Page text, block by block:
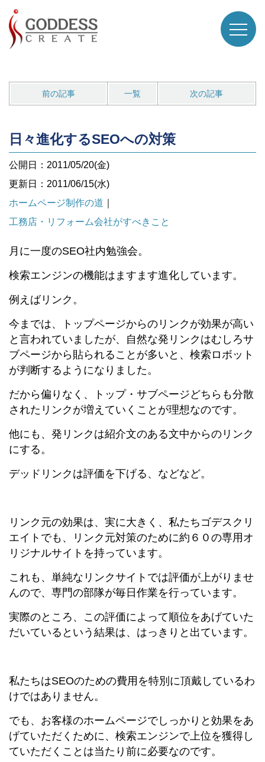
前の記事 一覧 次の記事
日々進化するSEOへの対策
公開日：2011/05/20(金)
更新日：2011/06/15(水)
ホームページ制作の道
工務店・リフォーム会社がすべきこと
月に一度のSEO社内勉強会。
検索エンジンの機能はますます進化しています。
例えばリンク。
今までは、トップページからのリンクが効果が高い
と言われていましたが、自然な発リンクはむしろサ
ブページから貼られることが多いと、検索ロボット
が判断するようになりました。
だから偏りなく、トップ・サブページどちらも分散
されたリンクが増えていくことが理想なのです。
他にも、発リンクは紹介文のある文中からのリンク
にする。
デッドリンクは評価を下げる、などなど。
リンク元の効果は、実に大きく、私たちゴデスクリ
エイトでも、リンク元対策のために約６０の専用オ
リジナルサイトを持っています。
これも、単純なリンクサイトでは評価が上がりませ
んので、専門の部隊が毎日作業を行っています。
実際のところ、この評価によって順位をあげていた
だいているという結果は、はっきりと出ています。
私たちはSEOのための費用を特別に頂戴しているわ
けではありません。
でも、お客様のホームページでしっかりと効果をあ
げていただくために、検索エンジンで上位を獲得し
ていただくことは当たり前に必要なのです。